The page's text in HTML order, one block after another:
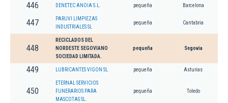
446 DENETEC ANOIA S.L. pequeña Barcelona
447
PARUVI LIMPIEZAS
INDUSTRIALES SL
pequeña Cantabria
448
RECICLADOS DEL
NORDESTE SEGOVIANO
SOCIEDAD LIMITADA.
pequeña Segovia
449 LUBRICANTES VIGON SL pequeña Asturias
450
ETERNAL SERVICIOS
FUNERARIOS PARA
MASCOTAS SL.
pequeña Toledo